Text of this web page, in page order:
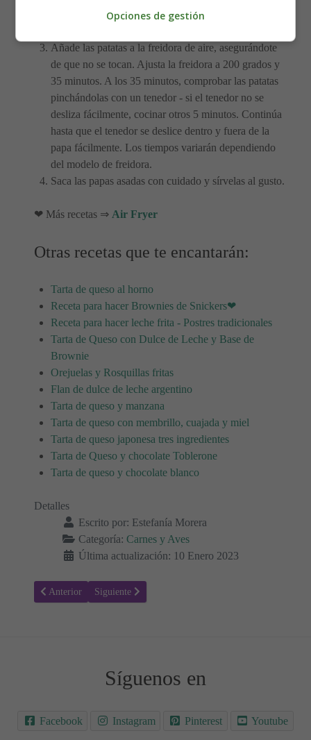
Espolvorea sal y pimienta sobre las papas, dándoles
Añade las patatas a la freidora de aire, asegurándote
de que no se tocan. Ajusta la freidora a 200 grados y
35 minutos. A los 35 minutos, comprobar las patatas
pinchándolas con un tenedor - si el tenedor no se
desliza fácilmente, cocinar otros 5 minutos. Continúa
hasta que el tenedor se deslice dentro y fuera de la
papa fácilmente. Los tiempos variarán dependiendo
del modelo de freidora.
Saca las papas asadas con cuidado y sírvelas al gusto.
❤ Más recetas ⇒ Air Fryer
Otras recetas que te encantarán:
Tarta de queso al horno
Receta para hacer Brownies de Snickers❤
Receta para hacer leche frita - Postres tradicionales
Tarta de Queso con Dulce de Leche y Base de
Brownie
Orejuelas y Rosquillas fritas
Flan de dulce de leche argentino
Tarta de queso y manzana
Tarta de queso con membrillo, cuajada y miel
Tarta de queso japonesa tres ingredientes
Tarta de Queso y chocolate Toblerone
Tarta de queso y chocolate blanco
Detalles
Escrito por: Estefanía Morera
Categoría: Carnes y Aves
Última actualización: 10 Enero 2023
Artículo anterior: Receta para hacer pollo asado en Air Fryer 🍗
Anterior Artículo siguiente: Receta para hacer Perritos
Siguiente
Síguenos en
Facebook Instagram Pinterest Youtube
Opciones de gestión